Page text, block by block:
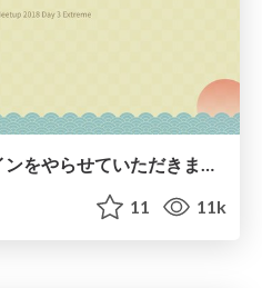
RubyKaigi 2018 のデザインをやらせていただきました / Rails Developers Meetup 2018 Day 3 Extreme
11 11k